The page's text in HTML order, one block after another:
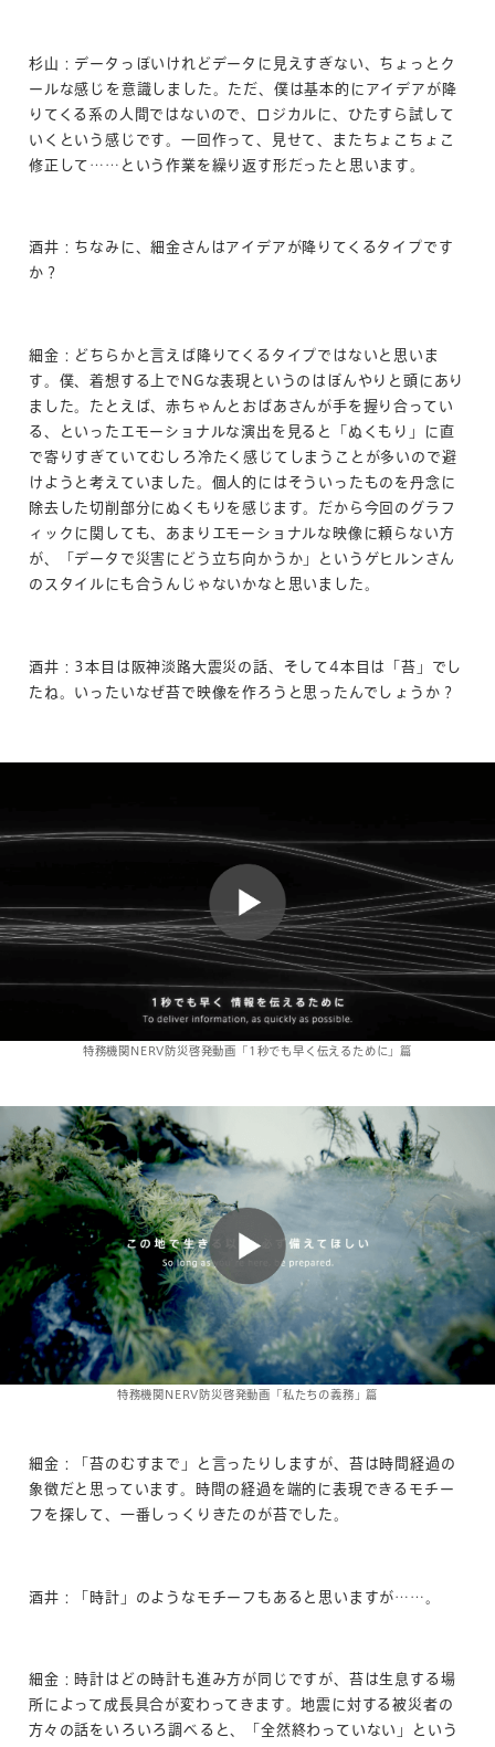
杉山：データっぽいけれどデータに見えすぎない、ちょっとク
ールな感じを意識しました。ただ、僕は基本的にアイデアが降
りてくる系の人間ではないので、ロジカルに、ひたすら試して
いくという感じです。一回作って、見せて、またちょこちょこ
修正して……という作業を繰り返す形だったと思います。
酒井：ちなみに、細金さんはアイデアが降りてくるタイプです
か？
細金：どちらかと言えば降りてくるタイプではないと思いま
す。僕、着想する上でNGな表現というのはぼんやりと頭にあり
ました。たとえば、赤ちゃんとおばあさんが手を握り合ってい
る、といったエモーショナルな演出を見ると「ぬくもり」に直
で寄りすぎていてむしろ冷たく感じてしまうことが多いので避
けようと考えていました。個人的にはそういったものを丹念に
除去した切削部分にぬくもりを感じます。だから今回のグラフ
ィックに関しても、あまりエモーショナルな映像に頼らない方
が、「データで災害にどう立ち向かうか」というゲヒルンさん
のスタイルにも合うんじゃないかなと思いました。
酒井：3本目は阪神淡路大震災の話、そして4本目は「苔」でし
たね。いったいなぜ苔で映像を作ろうと思ったんでしょうか？
特務機関NERV防災啓発動画「1秒でも早く伝えるために」篇
特務機関NERV防災啓発動画「私たちの義務」篇
細金：「苔のむすまで」と言ったりしますが、苔は時間経過の
象徴だと思っています。時間の経過を端的に表現できるモチー
フを探して、一番しっくりきたのが苔でした。
酒井：「時計」のようなモチーフもあると思いますが……。
細金：時計はどの時計も進み方が同じですが、苔は生息する場
所によって成長具合が変わってきます。地震に対する被災者の
方々の話をいろいろ調べると、「全然終わっていない」という